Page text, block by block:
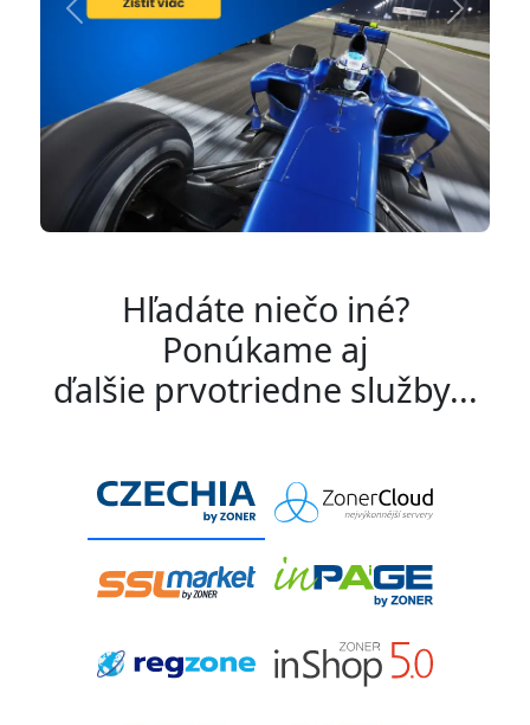
Previous Next
Hľadáte niečo iné?
Ponúkame aj
ďalšie prvotriedne služby...